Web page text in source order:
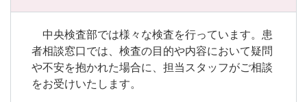
中央検査部では様々な検査を行っています。患
者相談窓口では、検査の目的や内容において疑問
や不安を抱かれた場合に、担当スタッフがご相談
をお受けいたします。